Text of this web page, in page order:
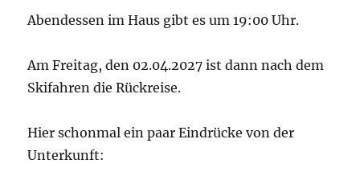
Abendessen im Haus gibt es um 19:00 Uhr.
Am Freitag, den 02.04.2027 ist dann nach dem
Skifahren die Rückreise.
Hier schonmal ein paar Eindrücke von der
Unterkunft: